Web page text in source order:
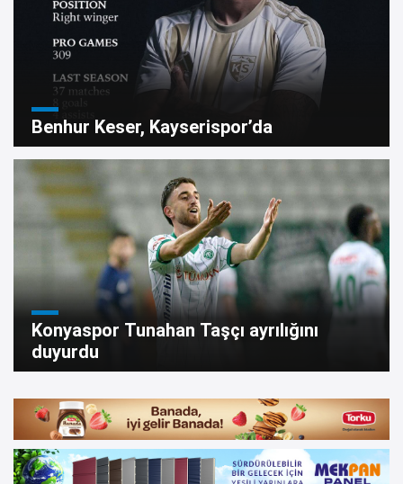
Benhur Keser, Kayserispor’da
Konyaspor Tunahan Taşçı ayrılığını
duyurdu